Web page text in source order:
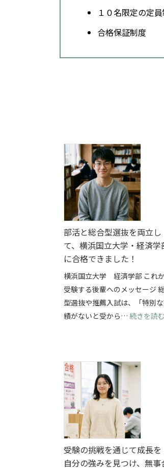
１０名限定の定
合格保証制度
部活と総合型選抜を両立し
て、横浜国立大学・経済学
に合格できました！
横浜国立大学 経済学部 これ
受験する後輩へのメッセージ
型選抜や推薦入試は、「特別
績がないと受から… 続きを読む
受験の挑戦を通じて成長を
自分の強みを見つけ、無事